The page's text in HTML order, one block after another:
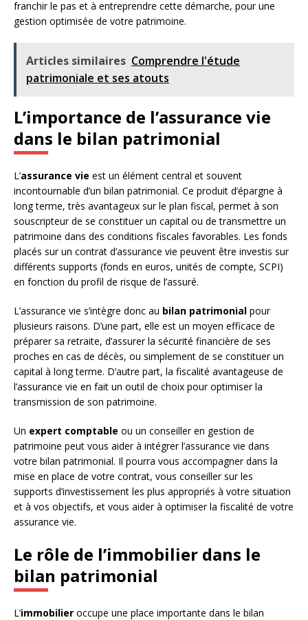
franchir le pas et à entreprendre cette démarche, pour une
gestion optimisée de votre patrimoine.
Articles similaires Comprendre l'étude
patrimoniale et ses atouts
L’importance de l’assurance vie
dans le bilan patrimonial
L’assurance vie est un élément central et souvent
incontournable d’un bilan patrimonial. Ce produit d’épargne à
long terme, très avantageux sur le plan fiscal, permet à son
souscripteur de se constituer un capital ou de transmettre un
patrimoine dans des conditions fiscales favorables. Les fonds
placés sur un contrat d’assurance vie peuvent être investis sur
différents supports (fonds en euros, unités de compte, SCPI)
en fonction du profil de risque de l’assuré.
L’assurance vie s’intègre donc au bilan patrimonial pour
plusieurs raisons. D’une part, elle est un moyen efficace de
préparer sa retraite, d’assurer la sécurité financière de ses
proches en cas de décès, ou simplement de se constituer un
capital à long terme. D’autre part, la fiscalité avantageuse de
l’assurance vie en fait un outil de choix pour optimiser la
transmission de son patrimoine.
Un expert comptable ou un conseiller en gestion de
patrimoine peut vous aider à intégrer l’assurance vie dans
votre bilan patrimonial. Il pourra vous accompagner dans la
mise en place de votre contrat, vous conseiller sur les
supports d’investissement les plus appropriés à votre situation
et à vos objectifs, et vous aider à optimiser la fiscalité de votre
assurance vie.
Le rôle de l’immobilier dans le
bilan patrimonial
L’immobilier occupe une place importante dans le bilan